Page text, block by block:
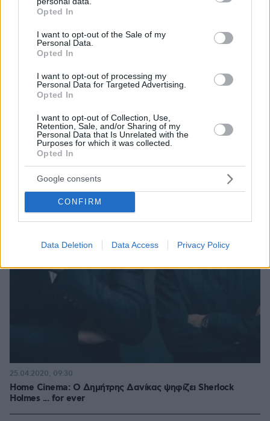
grant or deny consent to Google and its third-party tags to
use your data for below specified purposes in below Google
consent section.
Opted In
I want to opt-out of the Sale of my
Personal Data.
Opted In
I want to opt-out of processing my
Personal Data for Targeted Advertising.
Opted In
I want to opt-out of Collection, Use,
Retention, Sale, and/or Sharing of my
Personal Data that Is Unrelated with the
Purposes for which it was collected.
Opted In
Google consents
CONFIRM
Data Deletion Data Access Privacy Policy
Σχετικά Άρθρα
Home Cinema: Ο Δημήτρης Δανίκας ψηφίζει Sherlock
Holmes ... for ever
25.04.2020, 09:30
και μάθετε πρώτοι όλες τις ειδήσεις
Δείτε όλες τις τελευταίεςΕιδήσεις
από την Ελλάδα
και τον Κόσμο, τη στιγμή που συμβαίνουν, στο